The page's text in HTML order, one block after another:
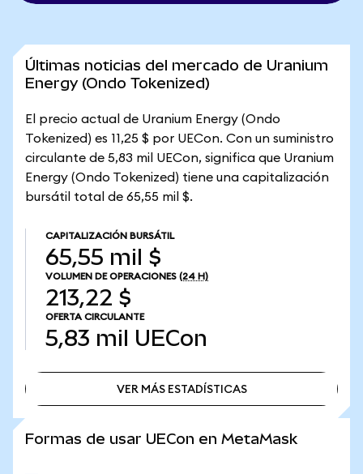
Últimas noticias del mercado de Uranium
Energy (Ondo Tokenized)
El precio actual de Uranium Energy (Ondo
Tokenized) es 11,25 $ por UECon. Con un suministro
circulante de 5,83 mil UECon, significa que Uranium
Energy (Ondo Tokenized) tiene una capitalización
bursátil total de 65,55 mil $.
CAPITALIZACIÓN BURSÁTIL
65,55 mil $
VOLUMEN DE OPERACIONES (24 H)
213,22 $
OFERTA CIRCULANTE
5,83 mil UECon
VER MÁS ESTADÍSTICAS
Formas de usar UECon en MetaMask